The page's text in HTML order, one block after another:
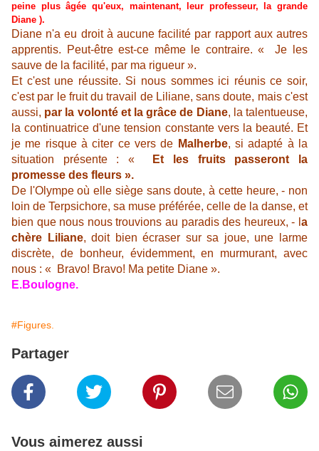
peine plus âgée qu'eux, maintenant, leur professeur, la grande
Diane ).
Diane n'a eu droit à aucune facilité par rapport aux autres
apprentis. Peut-être est-ce même le contraire. « Je les
sauve de la facilité, par ma rigueur ».
Et c'est une réussite. Si nous sommes ici réunis ce soir,
c'est par le fruit du travail de Liliane, sans doute, mais c'est
aussi, par la volonté et la grâce de Diane, la talentueuse,
la continuatrice d'une tension constante vers la beauté. Et
je me risque à citer ce vers de Malherbe, si adapté à la
situation présente : « Et les fruits passeront la
promesse des fleurs ».
De l'Olympe où elle siège sans doute, à cette heure, - non
loin de Terpsichore, sa muse préférée, celle de la danse, et
bien que nous nous trouvions au paradis des heureux, - l a
chère Liliane, doit bien écraser sur sa joue, une larme
discrète, de bonheur, évidemment, en murmurant, avec
nous : « Bravo! Bravo! Ma petite Diane ».
E.Boulogne.
#Figures.
Partager
Vous aimerez aussi